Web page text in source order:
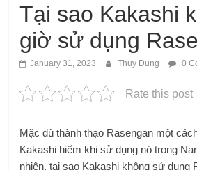
Tại sao Kakashi
giờ sử dụng
January 31, 2023 Thuy Dung 0
Rate this post
Mặc dù thành thạo Rasengan một
Kakashi hiếm khi sử dụng nó trong
nhiên, tại sao Kakashi không sử dụng